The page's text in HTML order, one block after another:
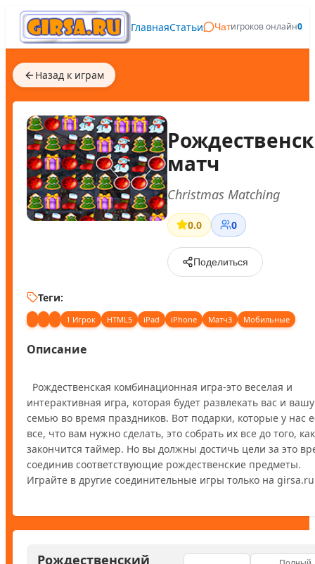
ГлавнаяСтатьи Чатигроков онлайн0
Назад к играм
матч
Christmas Matching
0.0 0
Поделиться
Теги:
1 Игрок HTML5 iPad iPhone Матч3 Мобильные
Описание
интерактивная игра, которая будет развлекать вас и вашу
семью во время праздников. Вот подарки, которые у нас
все, что вам нужно сделать, это собрать их все до того, как
закончится таймер. Но вы должны достичь цели за это
соединив соответствующие рождественские предметы.
Рождественский